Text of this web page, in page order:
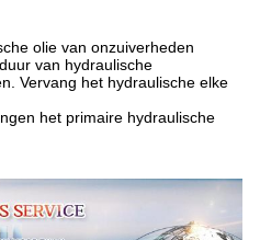
olie van onzuiverheden
van hydraulische
Vervang het hydraulische elke
het primaire hydraulische